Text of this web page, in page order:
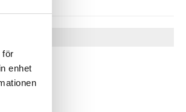
för
enhet